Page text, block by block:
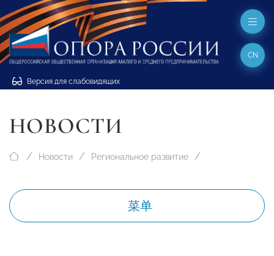
Версия для слабовидящих
CN
НОВОСТИ
Новости Региональное развитие
菜单